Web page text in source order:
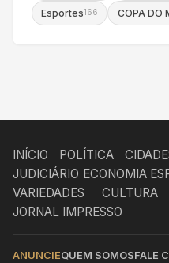
Esportes166 COPA DO
INÍCIO POLÍTICA
JUDICIÁRIO ECONOMIA
VARIEDADES
CULTURA
JORNAL IMPRESSO
ANUNCIEQUEM SOMOSFALE